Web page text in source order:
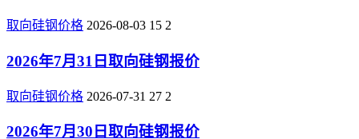
取向硅钢价格 2026-08-03 15 2
2026年7月31日取向硅钢报价
取向硅钢价格 2026-07-31 27 2
2026年7月30日取向硅钢报价